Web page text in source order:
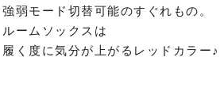
強弱モード切替可能のすぐれもの。
ルームソックスは
履く度に気分が上がるレッドカラー♪